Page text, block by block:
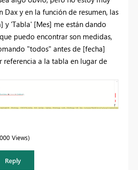
y en la función de resumen, las
y 'Tabla' [Mes] me están dando
puedo encontrar son medidas,
"todos" antes de [fecha]
referencia a la tabla en lugar de
Views
Reply